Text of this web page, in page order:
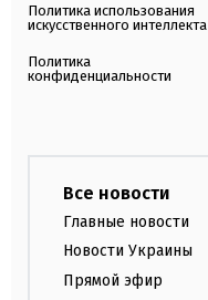
Политика использования
искусственного интеллекта
Политика
конфиденциальности
Все новости
Главные новости
Новости Украины
Прямой эфир